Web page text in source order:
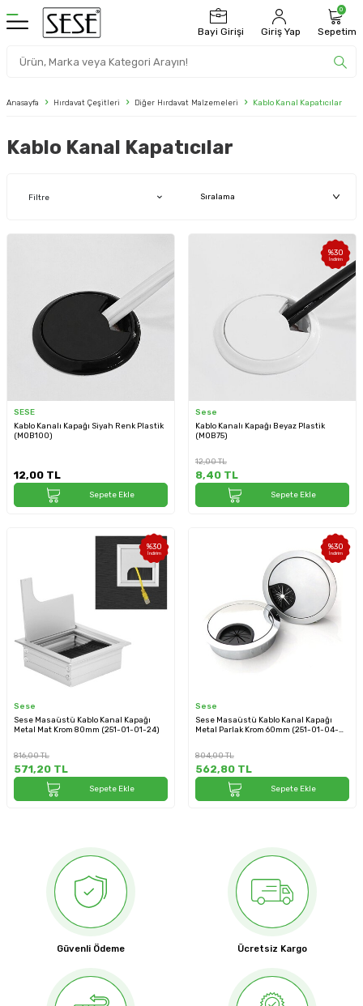
Bayi Girişi Giriş Yap
0
Sepetim
Anasayfa Hırdavat Çeşitleri Diğer Hırdavat Malzemeleri Kablo Kanal Kapatıcılar
Kablo Kanal Kapatıcılar
Filtre
SESE
Kablo Kanalı Kapağı Siyah Renk Plastik
(MOB100)
12,00 TL
Sepete Ekle
%30
İndirim
Sese
Kablo Kanalı Kapağı Beyaz Plastik
(MOB75)
12,00TL
8,40 TL
Sepete Ekle
%30
İndirim
Sese
Sese Masaüstü Kablo Kanal Kapağı
Metal Mat Krom 80mm (251-01-01-24)
816,00TL
571,20 TL
Sepete Ekle
%30
İndirim
Sese
Sese Masaüstü Kablo Kanal Kapağı
Metal Parlak Krom 60mm (251-01-04-
804,00TL
562,80 TL
Sepete Ekle
Güvenli Ödeme Ücretsiz Kargo